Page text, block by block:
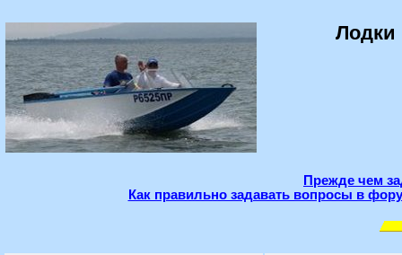
Лодки
Прежде чем
Как правильно задавать вопросы в